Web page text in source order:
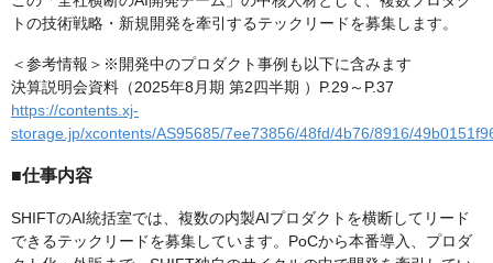
トの技術戦略・新規開発を牽引するテックリードを募集します。
＜参考情報＞※開発中のプロダクト事例も以下に含みます
決算説明会資料（2025年8月期 第2四半期 ）P.29～P.37
https://contents.xj-
storage.jp/xcontents/AS95685/7ee73856/48fd/4b76/8916/
■仕事内容
SHIFTのAI統括室では、複数の内製AIプロダクトを横断してリード
できるテックリードを募集しています。PoCから本番導入、プロダ